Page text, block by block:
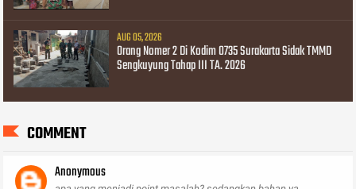
AUG 05, 2026
Orang Nomer 2 Di Kodim 0735 Surakarta Sidak TMMD
Sengkuyung Tahap III TA. 2026
COMMENT
Anonymous